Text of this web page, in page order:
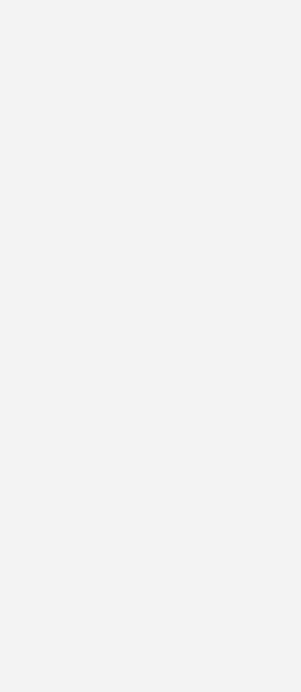
CR Daniel Mund
of Business Unit Digital Solutions and
Rehau Window Solutions,
und Innovation Management
gemeinsam mit seinem Bruder
Familienunternehmen Schramm
und Gesellschafter Idalabs:
Software-Unternehmen, das sich auf
spezialisiert hat
Ressource ­Planning“: Sie vernetzt
über die Produktion bis
zentralen System.